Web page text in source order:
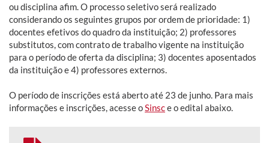
ou disciplina afim. O processo seletivo será realizado
considerando os seguintes grupos por ordem de prioridade: 1)
docentes efetivos do quadro da instituição; 2) professores
substitutos, com contrato de trabalho vigente na instituição
para o período de oferta da disciplina; 3) docentes aposentados
da instituição e 4) professores externos.
O período de inscrições está aberto até 23 de junho. Para mais
informações e inscrições, acesse o Sinsce o edital abaixo.